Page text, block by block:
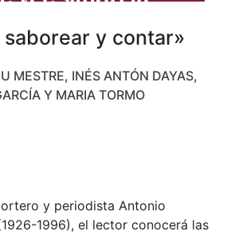
saborear y contar»
MESTRE, INÉS ANTÓN DAYAS,
Y MARIA TORMO
y periodista Antonio
1996), el lector conocerá las